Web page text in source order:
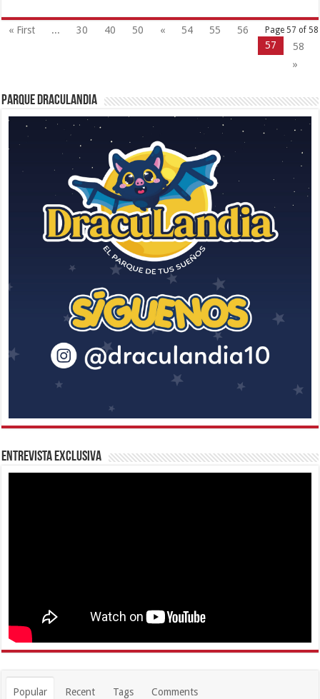
Page 57 of 58
« First ... 30 40 50 « 54 55
56
57
58
»
Parque Draculandia
Entrevista Exclusiva
Popular Recent Tags Comments